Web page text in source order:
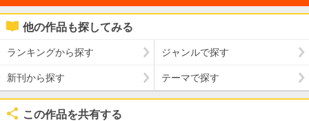
他の作品も探してみる
ランキングから探す ジャンルで探す
新刊から探す テーマで探す
この作品を共有する